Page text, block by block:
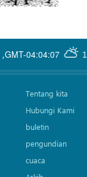
GMT-04:04:07
,
Tentang kita
Hubungi Kami
buletin
pengundian
cuaca